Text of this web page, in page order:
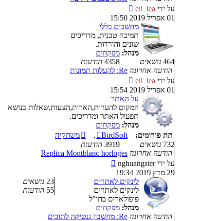
על ידי eli_lea
בהודעה
האחרונה
01 אפריל 2019 15:50
מחשבים כללי
תמיכה טכנית, מדריכים
שונים והורדות.
מנהל: מפקחים
464 נושאים 4358 הודעות
הודעה אחרונה Re: להעלות תמונות
על ידי eli_lea
בהודעה
האחרונה
01 אפריל 2019 15:54
על האתר
המקום להערות,הארות,הצעות,שאלות בנושא
תפעול האתר ומדריכים.
מנהל: מפקחים
תת פורומים:
BirdSoft
,
משחקיה
732 נושאים 3919 הודעות
הודעה אחרונה Replica Montblanc horloges
על ידיnghuangster
האחרונה
29 מרץ 2019 19:34
לינקים לאתרים
לינקים לאתרים
פופולארים בחו"ל
מנהל: מפקחים
23 נושאים
55 הודעות
הודעה אחרונה Re: מחשבון גנטיקה לתוכים